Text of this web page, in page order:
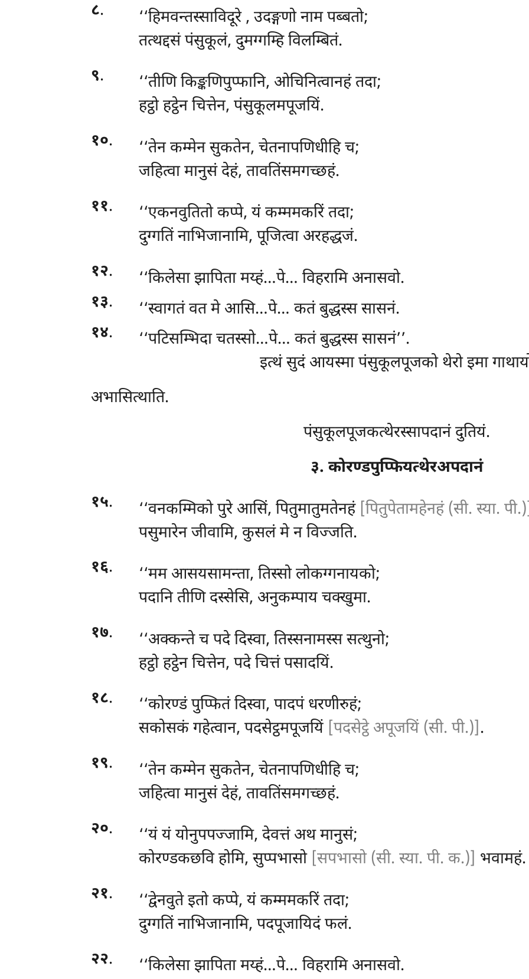
८. ‘‘हिमवन्तस्साविदूरे , उदङ्गणो नाम पब्बतो;
तत्थद्दसं पंसुकूलं, दुमग्गम्हि विलम्बितं.
९.
‘‘तीणि किङ्कणिपुप्फानि, ओचिनित्वानहं तदा;
हट्ठो हट्ठेन चित्तेन, पंसुकूलमपूजयिं.
१०.
‘‘तेन कम्मेन सुकतेन, चेतनापणिधीहि च;
जहित्वा मानुसं देहं, तावतिंसमगच्छहं.
११. ‘‘एकनवुतितोकप्पे, यं कम्ममकरिं तदा;
दुग्गतिं नाभिजानामि, पूजित्वा अरहद्धजं.
१२.
‘‘किलेसा झापिता मय्हं…पे… विहरामि अनासवो.
१३.
‘‘स्वागतं वत मे आसि…पे… कतं बुद्धस्स सासनं.
१४.
‘‘पटिसम्भिदा चतस्सो…पे… कतं बुद्धस्स सासनं’’.
इत्थं सुदं आयस्मा पंसुकूलपूजको थेरो इमा
अभासित्थाति.
पंसुकूलपूजकत्थेरस्सापदानं दुतियं.
३. कोरण्डपुप्फियत्थेरअपदानं
१५. ‘‘वनकम्मिकोपुरे आसिं, पितुमातुमतेनहं [पितुपेतामहेनहं (सी. स्या.
पसुमारेन जीवामि, कुसलं मे न विज्जति.
१६.
‘‘मम आसयसामन्ता, तिस्सो लोकग्गनायको;
पदानि तीणि दस्सेसि, अनुकम्पाय चक्खुमा.
१७.
‘‘अक्कन्ते च पदे दिस्वा, तिस्सनामस्स सत्थुनो;
हट्ठो हट्ठेन चित्तेन, पदे चित्तं पसादयिं.
१८.
‘‘कोरण्डं पुप्फितं दिस्वा, पादपं धरणीरुहं;
सकोसकं गहेत्वान, पदसेट्ठमपूजयिं [पदसेट्ठे अपूजयिं (सी. पी.)] .
१९. ‘‘तेनकम्मेन सुकतेन, चेतनापणिधीहि च;
जहित्वा मानुसं देहं, तावतिंसमगच्छहं.
२०.
‘‘यं यं योनुपपज्जामि, देवत्तं अथ मानुसं;
कोरण्डकछवि होमि, सुप्पभासो [सपभासो (सी. स्या. पी. क.)] भवामहं.
२१.
‘‘द्वेनवुते इतो कप्पे, यं कम्ममकरिं तदा;
दुग्गतिं नाभिजानामि, पदपूजायिदं फलं.
२२.
‘‘किलेसा झापिता मय्हं…पे… विहरामि अनासवो.